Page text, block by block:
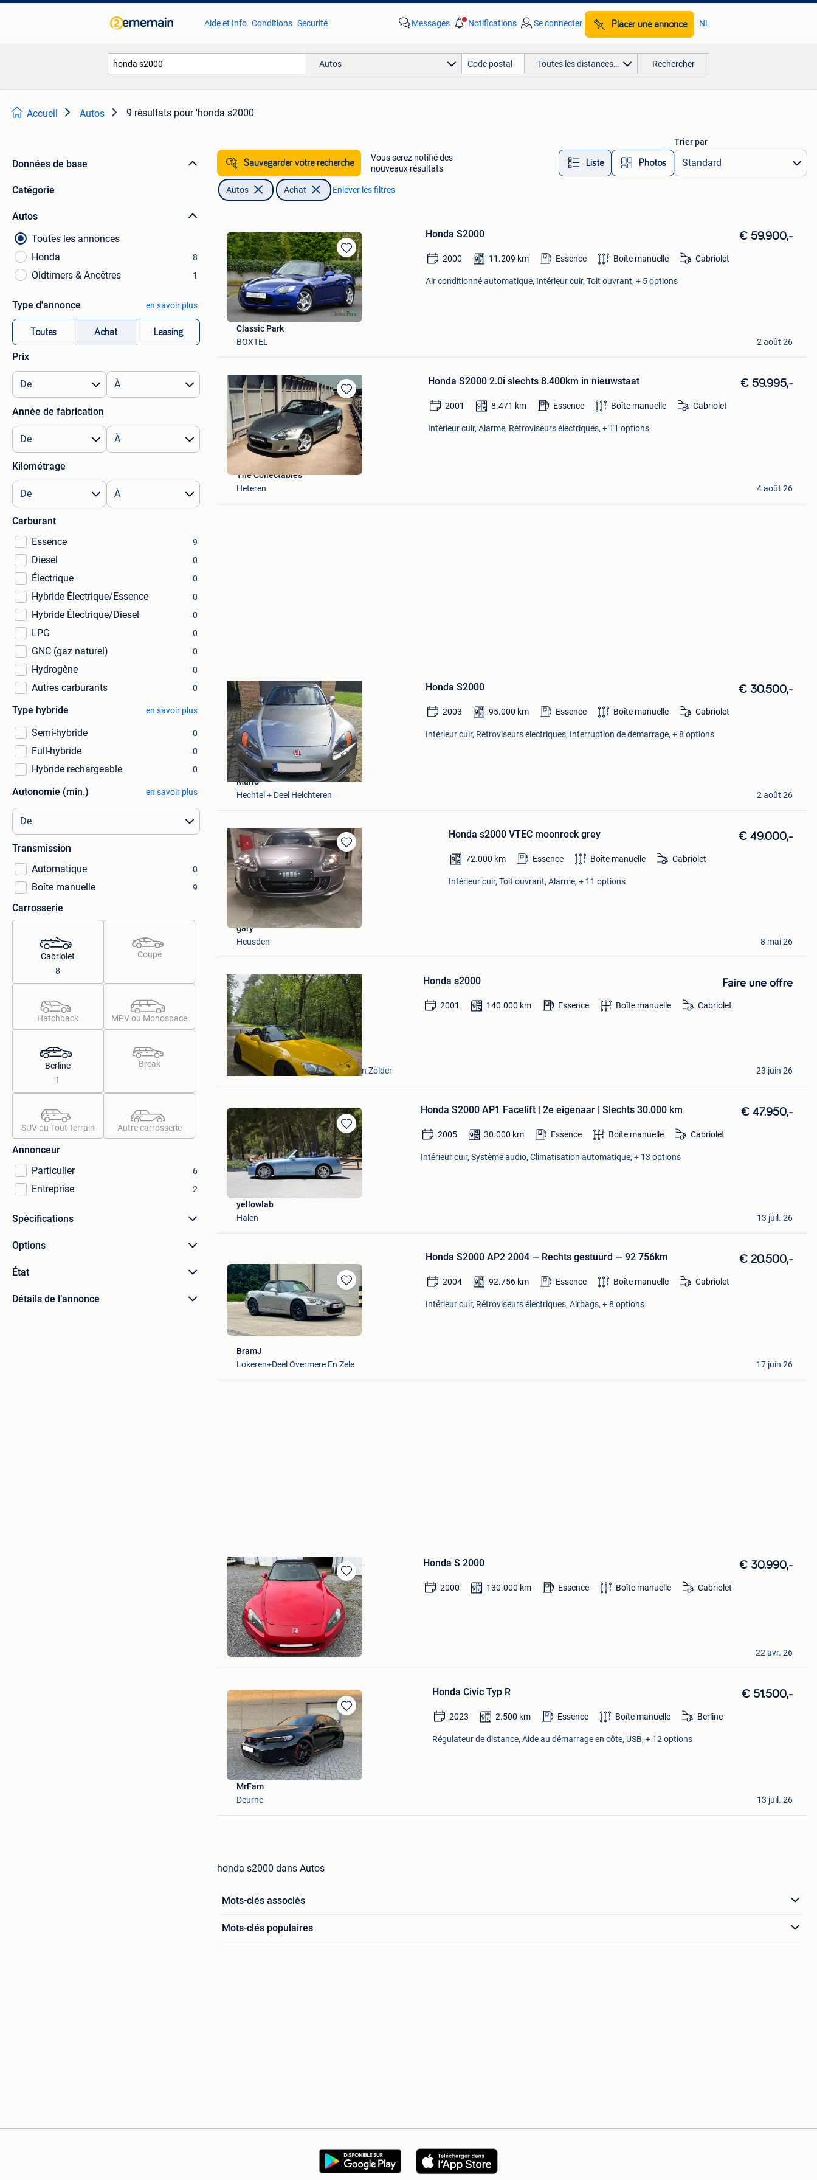
Aide et Info Conditions Securité Messages Notifications Se connecter Placer une annonce NL
Autos Toutes les distances… Rechercher
Accueil Autos 9 résultats pour 'honda s2000'
Données de base
Catégorie
Autos
Toutes les annonces
Honda
8
Oldtimers & Ancêtres 1
Type d'annonce en savoir plus
Toutes Achat Leasing
Prix
Année de fabrication
Kilométrage
Carburant
Essence
9
Diesel 0
Électrique 0
Hybride Électrique/Essence 0
Hybride Électrique/Diesel 0
LPG 0
GNC (gaz naturel) 0
Hydrogène 0
Autres carburants 0
Type hybride en savoir plus
Semi-hybride 0
Full-hybride 0
Hybride rechargeable 0
Autonomie (min.) en savoir plus
Transmission
Automatique
0
Boîte manuelle 9
Carrosserie
Cabriolet
8
Coupé
Hatchback MPV ou Monospace
Berline
1
Break
SUV ou Tout-terrain Autre carrosserie
Annonceur
Particulier
6
Entreprise 2
Spécifications
Options
État
Détails de l’annonce
Sauvegarder votre recherche
Vous serez notifié des
nouveaux résultats
Liste Photos
Trier par
Autos Achat Enlever les filtres
Sauvegarder
dans
Mes
Favoris
Honda S2000 € 59.900,-
2000 11.209 km Essence Boîte manuelle Cabriolet
Air conditionné automatique, Intérieur cuir, Toit ouvrant, + 5 options
Classic Park
BOXTEL
2 août 26
Sauvegarder
dans
Mes
Favoris
Honda S2000 2.0i slechts 8.400km in nieuwstaat € 59.995,-
2001 8.471 km Essence Boîte manuelle Cabriolet
Intérieur cuir, Alarme, Rétroviseurs électriques, + 11 options
The Collectables
Heteren
4 août 26
Mes
Favoris
Honda S2000 € 30.500,-
2003 95.000 km Essence Boîte manuelle Cabriolet
Intérieur cuir, Rétroviseurs électriques, Interruption de démarrage, + 8 options
Mario
Hechtel + Deel Helchteren
2 août 26
Sauvegarder
dans
Mes
Favoris
Honda s2000 VTEC moonrock grey € 49.000,-
72.000 km Essence Boîte manuelle Cabriolet
Intérieur cuir, Toit ouvrant, Alarme, + 11 options
gary
Heusden
8 mai 26
Mes
Favoris
Honda s2000 Faire une offre
2001 140.000 km Essence Boîte manuelle Cabriolet
Yellow
Houthalen+ Deel Van Zonhoven En Zolder
23 juin 26
Sauvegarder
dans
Mes
Favoris
Honda S2000 AP1 Facelift | 2e eigenaar | Slechts 30.000 km € 47.950,-
2005 30.000 km Essence Boîte manuelle Cabriolet
Intérieur cuir, Système audio, Climatisation automatique, + 13 options
yellowlab
Halen
13 juil. 26
Sauvegarder
dans
Mes
Favoris
Honda S2000 AP2 2004 — Rechts gestuurd — 92 756km € 20.500,-
2004 92.756 km Essence Boîte manuelle Cabriolet
Intérieur cuir, Rétroviseurs électriques, Airbags, + 8 options
BramJ
Lokeren+Deel Overmere En Zele
17 juin 26
Sauvegarder
dans
Mes
Favoris
Honda S 2000 € 30.990,-
2000 130.000 km Essence Boîte manuelle Cabriolet
umbired
Fleurus
22 avr. 26
Sauvegarder
dans
Mes
Favoris
Honda Civic Typ R € 51.500,-
2023 2.500 km Essence Boîte manuelle Berline
Régulateur de distance, Aide au démarrage en côte, USB, + 12 options
MrFam
Deurne
13 juil. 26
honda s2000 dans Autos
Mots-clés associés
Mots-clés populaires